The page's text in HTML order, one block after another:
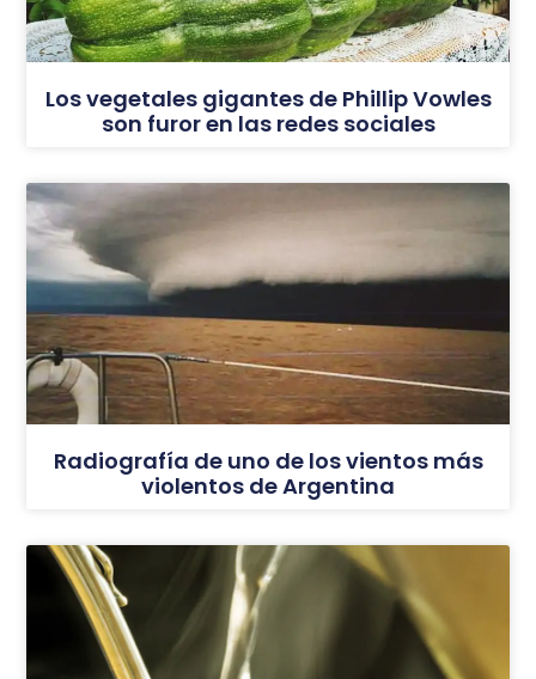
Los vegetales gigantes de Phillip Vowles
son furor en las redes sociales
Radiografía de uno de los vientos más
violentos de Argentina